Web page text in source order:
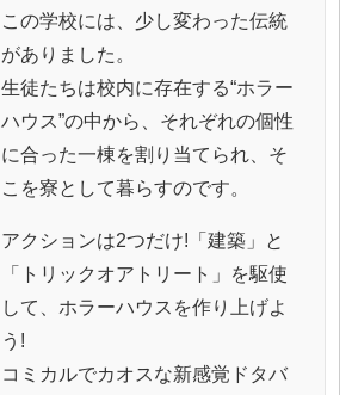
この学校には、少し変わった伝統
がありました。
生徒たちは校内に存在する“ホラー
ハウス”の中から、それぞれの個性
に合った一棟を割り当てられ、そ
こを寮として暮らすのです。
アクションは2つだけ!「建築」と
「トリックオアトリート」を駆使
して、ホラーハウスを作り上げよ
う!
コミカルでカオスな新感覚ドタバ